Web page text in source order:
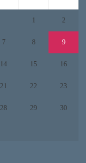
1 2
7 8 9
14 15 16
21 22 23
28 29 30